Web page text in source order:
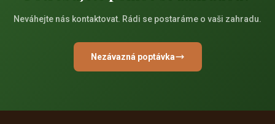
Neváhejte nás kontaktovat. Rádi se postaráme o vaši zahradu.
Nezávazná poptávka